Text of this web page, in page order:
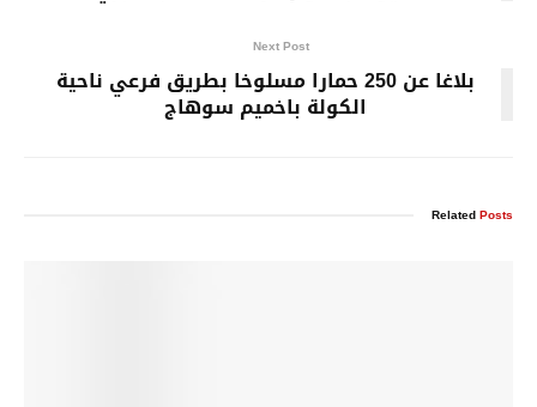
Next Post
بلاغا عن 250 حمارا مسلوخا بطريق فرعي ناحية
الكولة باخميم سوهاج
RelatedPosts